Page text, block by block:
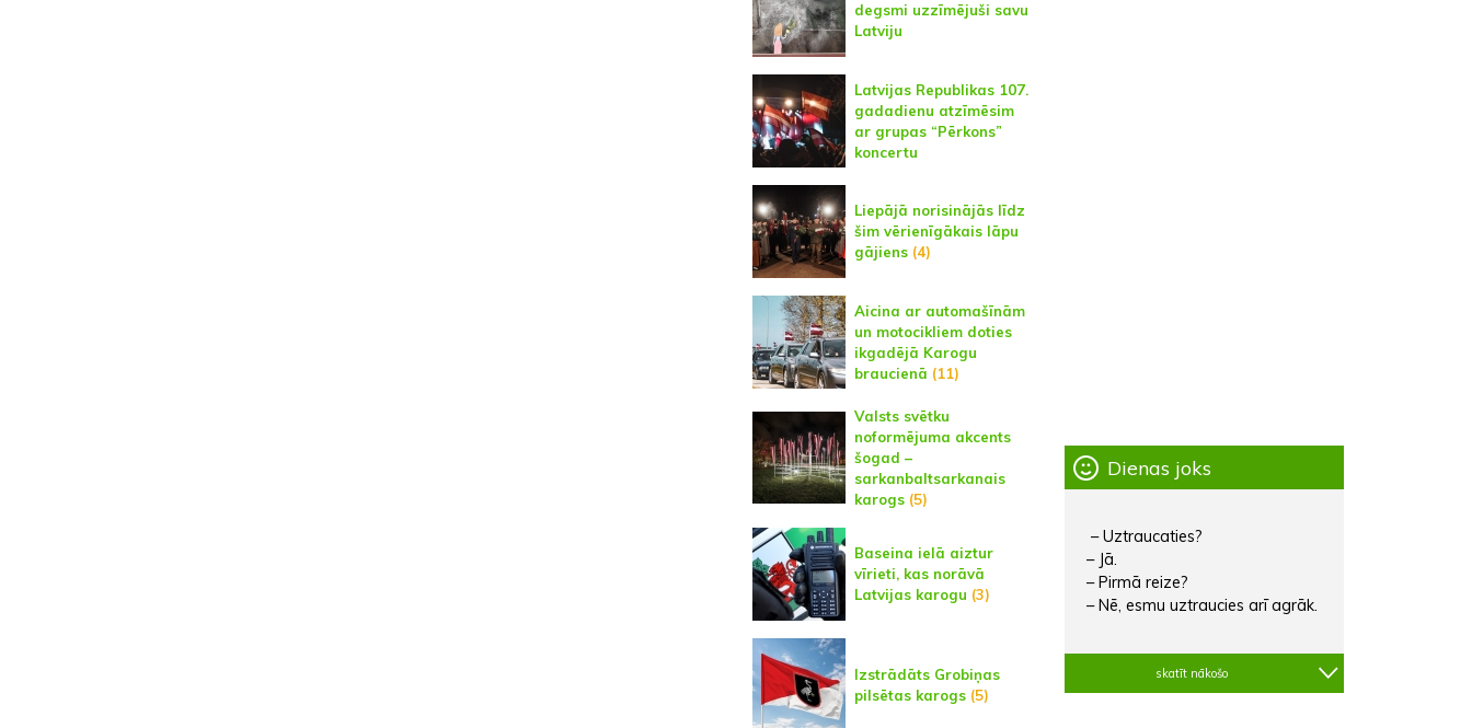
degsmi uzzīmējuši savu
Latviju
Latvijas Republikas 107.
gadadienu atzīmēsim
ar grupas “Pērkons”
koncertu
Liepājā norisinājās līdz
šim vērienīgākais lāpu
gājiens(4)
Aicina ar automašīnām
un motocikliem doties
ikgadējā Karogu
braucienā (11)
Valsts svētku
noformējuma akcents
šogad –
sarkanbaltsarkanais
karogs(5)
Baseina ielā aiztur
vīrieti, kas norāvā
Latvijas karogu (3)
Izstrādāts Grobiņas
pilsētas karogs(5)
Dienas joks
– Uztraucaties?
– Jā.
– Pirmā reize?
– Nē, esmu uztraucies arī agrāk.
skatīt nākošo